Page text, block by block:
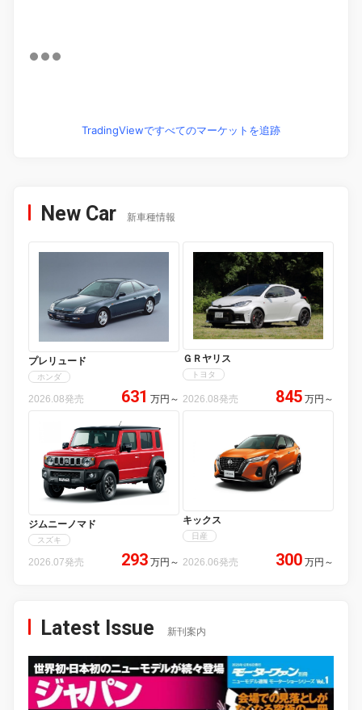
TradingViewですべてのマーケットを追跡
New Car 新車種情報
プレリュード
ホンダ
2026.08発売 631 万円 ～
ＧＲヤリス
トヨタ
2026.08発売 845 万円 ～
ジムニーノマド
スズキ
2026.07発売 293 万円 ～
キックス
日産
2026.06発売 300 万円 ～
Latest Issue 新刊案内